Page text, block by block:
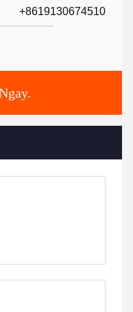
+8619130674510